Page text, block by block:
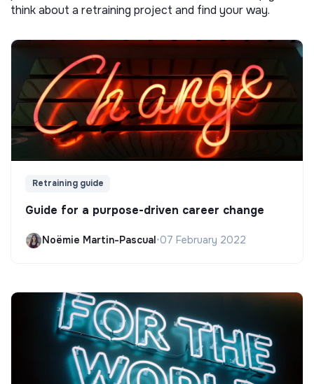
think about a retraining project and find your way.
Retraining guide
Guide for a purpose-driven career change
Noëmie Martin-Pascual•07 February 2022